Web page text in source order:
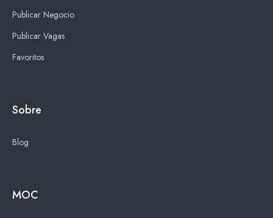
Publicar Negocio
Publicar Vagas
Favoritos
Sobre
Blog
MOC